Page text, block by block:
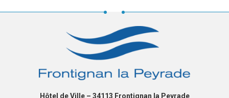
Hôtel de Ville – 34113 Frontignan la Peyrade